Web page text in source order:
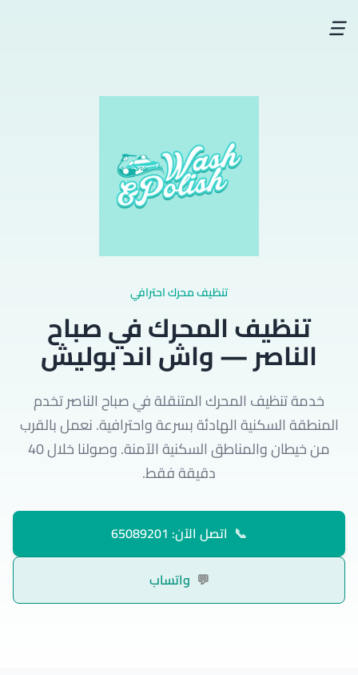
☰
تنظيف محرك احترافي
تنظيف المحرك في صباح
الناصر — واش اند بوليش
خدمة تنظيف المحرك المتنقلة في صباح الناصر تخدم
المنطقة السكنية الهادئة بسرعة واحترافية. نعمل بالقرب
من خيطان والمناطق السكنية الآمنة. وصولنا خلال 40
دقيقة فقط.
📞 اتصل الآن: 65089201
💬 واتساب